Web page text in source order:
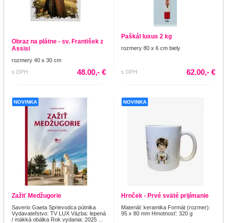
Obraz na plátne - sv. František z
Assisi
rozmery 40 x 30 cm
s DPH
48.00,- €
Paškál luxus 2 kg
rozmery 80 x 6 cm biely
s DPH 62.00,- €
NOVINKA
Zažiť Medžugorie
Saverio Gaeta Sprievodca pútnika
Vydavateľstvo: TV LUX Väzba: lepená
/ mäkká obálka Rok vydania: 2025 ...
NOVINKA
Hrnček - Prvé sväté prijímanie
Materiál: keramika Formát (rozmer):
95 x 80 mm Hmotnosť: 320 g